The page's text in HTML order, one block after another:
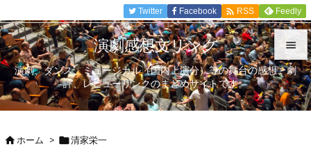


メニュ

Twitter Facebook  RSS Feedly
演劇感想文リンク
演劇、ダンス、ミュージカル（国内上演分）等の舞台の感想、劇
評、レビューリンクのまとめサイトです。
ホーム > 清家栄一